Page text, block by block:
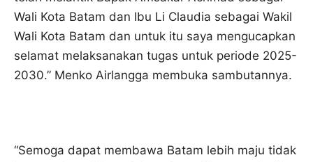
Wali Kota Batam dan Ibu Li Claudia sebagai Wakil
Wali Kota Batam dan untuk itu saya mengucapkan
selamat melaksanakan tugas untuk periode 2025-
2030.” Menko Airlangga membuka sambutannya.
“Semoga dapat membawa Batam lebih maju tidak